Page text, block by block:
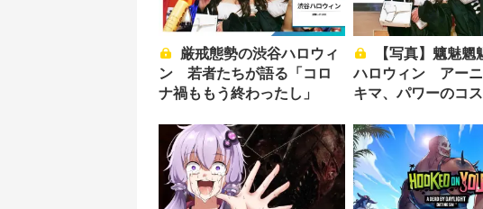
ン 若者たちが語る「コロ
ナ禍ももう終わったし」
ハロウィン アー
キマ、パワーのコ